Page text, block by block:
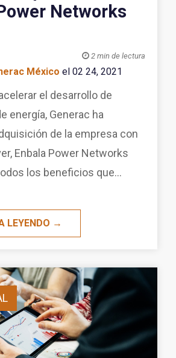
Networks
 2 min de lectura
México el 02 24, 2021
el desarrollo de
energía, Generac ha
de la empresa con
Enbala Power Networks
los beneficios que...
LEYENDO →